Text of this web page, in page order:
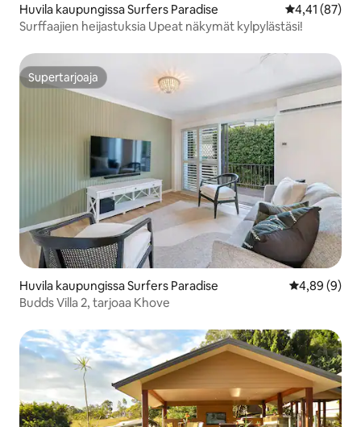
Huvila kaupungissa Surfers Paradise
4,41 (87)
Surffaajien heijastuksia Upeat näkymät kylpylästäsi!
Supertarjoaja
Supertarjoaja
Huvila kaupungissa Surfers Paradise
4,89 (9)
Budds Villa 2, tarjoaa Khove